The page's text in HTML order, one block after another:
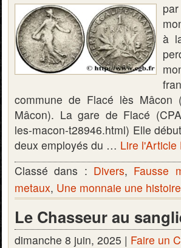
à
commune de Flacé lès Mâcon
Mâcon). La gare de Flacé
les-macon-t28946.html) Elle
deux employés du … Lire l'Article
Classé dans : Divers, Fausse
metaux, Une monnaie une histoire
Le Chasseur au
dimanche 8 juin, 2025 | Faire un